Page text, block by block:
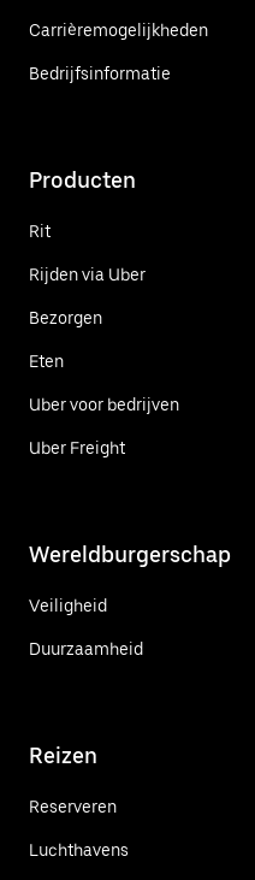
Carrièremogelijkheden
Bedrijfsinformatie
Producten
Rit
Rijden via Uber
Bezorgen
Eten
Uber voor bedrijven
Uber Freight
Wereldburgerschap
Veiligheid
Duurzaamheid
Reizen
Reserveren
Luchthavens